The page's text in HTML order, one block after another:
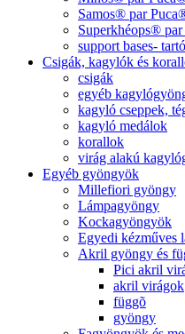
Samos® par
Superkhéops®
support bases-
Csigák, kagylók és
csigák
egyéb
kagyló cseppek,
kagyló medálok
korallok
virág alakú
Egyéb gyöngyök
Millefiori gyöngy
Lámpagyöngy
Kockagyöngyök
Egyedi kézműves
Akril gyöngy és
Pici akril
akril virágok
függõ
gyöngy